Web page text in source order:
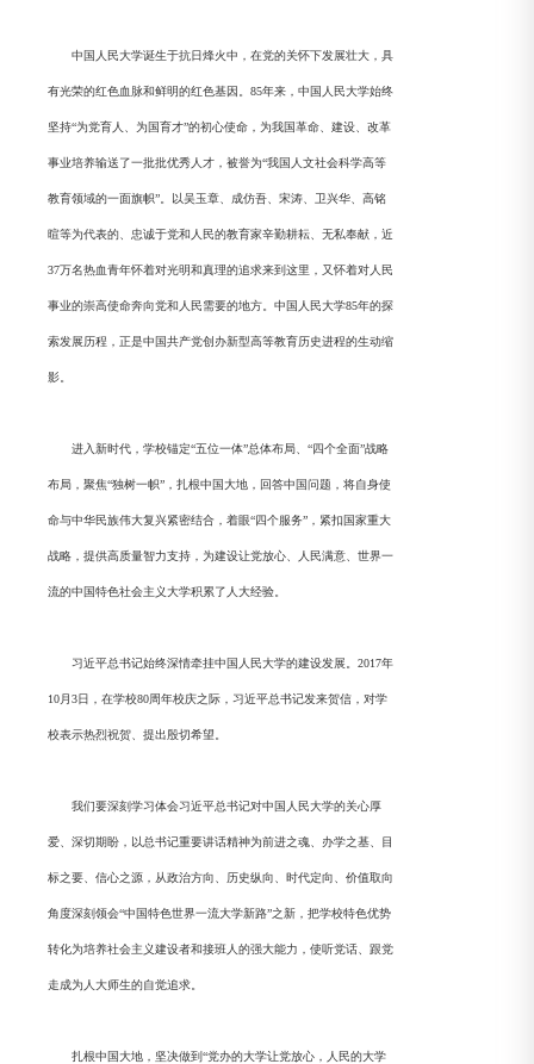
中国人民大学诞生于抗日烽火中，在党的关怀下发展壮大，具
有光荣的红色血脉和鲜明的红色基因。85年来，中国人民大学始终
坚持“为党育人、为国育才”的初心使命，为我国革命、建设、改革
事业培养输送了一批批优秀人才，被誉为“我国人文社会科学高等
教育领域的一面旗帜”。以吴玉章、成仿吾、宋涛、卫兴华、高铭
暄等为代表的、忠诚于党和人民的教育家辛勤耕耘、无私奉献，近
37万名热血青年怀着对光明和真理的追求来到这里，又怀着对人民
事业的崇高使命奔向党和人民需要的地方。中国人民大学85年的探
索发展历程，正是中国共产党创办新型高等教育历史进程的生动缩
影。
进入新时代，学校锚定“五位一体”总体布局、“四个全面”战略
布局，聚焦“独树一帜”，扎根中国大地，回答中国问题，将自身使
命与中华民族伟大复兴紧密结合，着眼“四个服务”，紧扣国家重大
战略，提供高质量智力支持，为建设让党放心、人民满意、世界一
流的中国特色社会主义大学积累了人大经验。
习近平总书记始终深情牵挂中国人民大学的建设发展。2017年
10月3日，在学校80周年校庆之际，习近平总书记发来贺信，对学
校表示热烈祝贺、提出殷切希望。
我们要深刻学习体会习近平总书记对中国人民大学的关心厚
爱、深切期盼，以总书记重要讲话精神为前进之魂、办学之基、目
标之要、信心之源，从政治方向、历史纵向、时代定向、价值取向
角度深刻领会“中国特色世界一流大学新路”之新，把学校特色优势
转化为培养社会主义建设者和接班人的强大能力，使听党话、跟党
走成为人大师生的自觉追求。
扎根中国大地，坚决做到“党办的大学让党放心，人民的大学